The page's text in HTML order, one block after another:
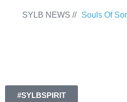
SYLB NEWS // Souls Of
#SYLBSPIRIT